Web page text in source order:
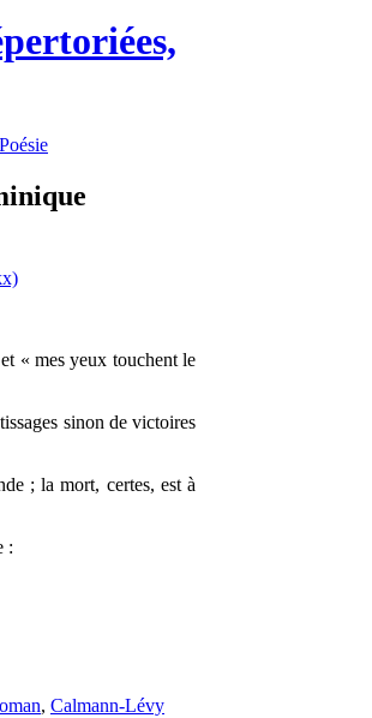
Poésie
« mes yeux touchent le
sinon de victoires
; la mort, certes, est à
:
, Calmann-Lévy